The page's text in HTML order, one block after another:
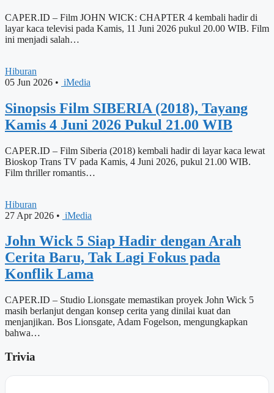
CAPER.ID – Film JOHN WICK: CHAPTER 4 kembali hadir di
layar kaca televisi pada Kamis, 11 Juni 2026 pukul 20.00 WIB. Film
ini menjadi salah…
Hiburan
05 Jun 2026 • iMedia
Sinopsis Film SIBERIA (2018), Tayang
Kamis 4 Juni 2026 Pukul 21.00 WIB
CAPER.ID – Film Siberia (2018) kembali hadir di layar kaca lewat
Bioskop Trans TV pada Kamis, 4 Juni 2026, pukul 21.00 WIB.
Film thriller romantis…
Hiburan
27 Apr 2026 • iMedia
John Wick 5 Siap Hadir dengan Arah
Cerita Baru, Tak Lagi Fokus pada
Konflik Lama
CAPER.ID – Studio Lionsgate memastikan proyek John Wick 5
masih berlanjut dengan konsep cerita yang dinilai kuat dan
menjanjikan. Bos Lionsgate, Adam Fogelson, mengungkapkan
bahwa…
Trivia